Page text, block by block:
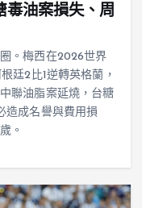
油案損失、周
。梅西在2026世界
廷2比1逆轉英格蘭，
聯油脂案延燒，台糖
造成名譽與費用損
。